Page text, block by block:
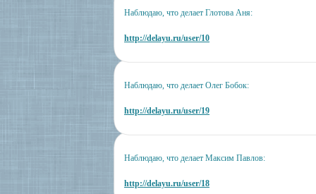
Наблюдаю, что делает Глотова Аня:
http://delayu.ru/user/10
Наблюдаю, что делает Олег Бобок:
http://delayu.ru/user/19
Наблюдаю, что делает Максим Павлов:
http://delayu.ru/user/18